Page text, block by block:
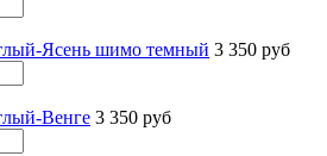
Ясень шимо темный 3 350 руб
Венге 3 350 руб